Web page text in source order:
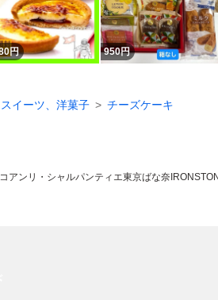
円 950円
スイーツ、洋菓子 チーズケーキ
アンリ・シャルパンティエ東京ばな奈